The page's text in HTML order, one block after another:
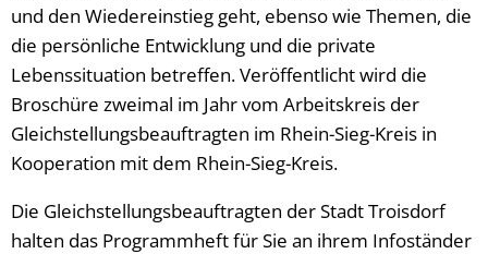
und den Wiedereinstieg geht, ebenso wie Themen, die
die persönliche Entwicklung und die private
Lebenssituation betreffen. Veröffentlicht wird die
Broschüre zweimal im Jahr vom Arbeitskreis der
Gleichstellungsbeauftragten im Rhein-Sieg-Kreis in
Kooperation mit dem Rhein-Sieg-Kreis.
Die Gleichstellungsbeauftragten der Stadt Troisdorf
halten das Programmheft für Sie an ihrem Infoständer